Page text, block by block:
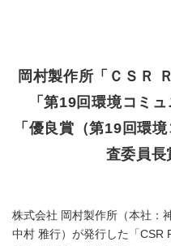
岡村製作所「ＣＳＲ
「第19回環境コミ
「優良賞（第19回環
査委員長
株式会社 岡村製作所（本社：
中村 雅行）が発行した「CSR